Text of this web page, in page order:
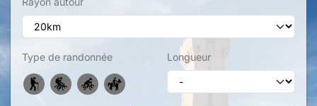
Type de randonnée Longueur